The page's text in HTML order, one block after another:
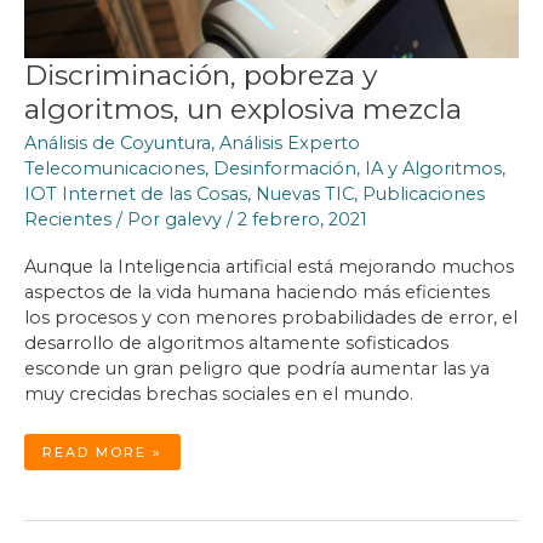
Discriminación, pobreza y
algoritmos, un explosiva mezcla
Análisis de Coyuntura, Análisis Experto
Telecomunicaciones, Desinformación, IA y Algoritmos,
IOT Internet de las Cosas, Nuevas TIC, Publicaciones
Recientes / Por galevy /2 febrero, 2021
Aunque la Inteligencia artificial está mejorando muchos
aspectos de la vida humana haciendo más eficientes
los procesos y con menores probabilidades de error, el
desarrollo de algoritmos altamente sofisticados
esconde un gran peligro que podría aumentar las ya
muy crecidas brechas sociales en el mundo.
DISCRIMINACIÓN,
POBREZA
Y
MEZCLA
READ MORE »